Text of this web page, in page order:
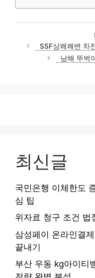
SSF상쾌쾌변 차
남해 뚜벅
최신글
국민은행 이체한도
심 팁
위자료 청구 조건 법
삼성페이 온라인결
끝내기
부산 우동 kg아이티